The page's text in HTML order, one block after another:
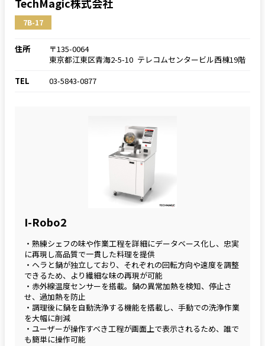
TechMagic株式会社
7B-17
住所
〒135-0064
東京都江東区青海2-5-10 テレコムセンタービル西棟19階
TEL
03-5843-0877
I-Robo2
・熟練シェフの味や作業工程を詳細にデータベース化し、忠実
に再現し高品質で一貫した料理を提供
・ヘラと鍋が独立しており、それぞれの回転方向や速度を調整
できるため、より繊細な味の再現が可能
・赤外線温度センサーを搭載。鍋の異常加熱を検知、停止さ
せ、過加熱を防止
・調理後に鍋を自動洗浄する機能を搭載し、手動での洗浄作業
を大幅に削減
・ユーザーが操作すべき工程が画面上で表示されるため、誰で
も簡単に操作可能